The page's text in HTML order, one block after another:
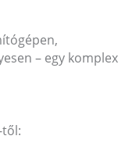
– egy komplex